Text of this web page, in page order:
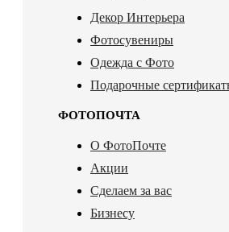
Декор Интерьера
Фотосувениры
Одежда с Фото
Подарочные
ФОТОПОЧТА
О ФотоПочте
Акции
Сделаем за вас
Бизнесу